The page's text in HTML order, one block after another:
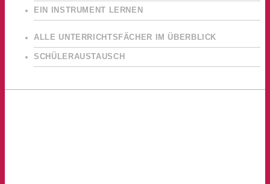
EIN INSTRUMENT LERNEN
ALLE UNTERRICHTSFÄCHER IM ÜBERBLICK
SCHÜLERAUSTAUSCH